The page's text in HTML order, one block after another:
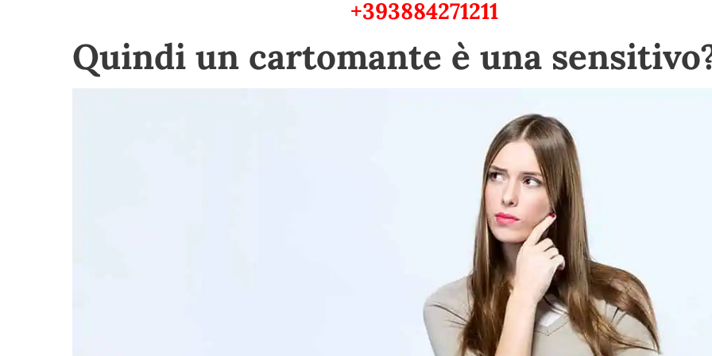
+393884271211
Quindi un cartomante è una